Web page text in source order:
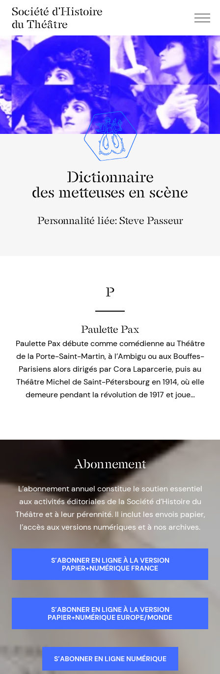
Société d'Histoire
du Théâtre
Dictionnaire
des metteuses en scène
Personnalité liée: Steve Passeur
P
Paulette Pax
Paulette Pax débute comme comédienne au Théâtre
de la Porte-Saint-Martin, à l’Ambigu ou aux Bouffes-
Parisiens alors dirigés par Cora Laparcerie, puis au
Théâtre Michel de Saint-Pétersbourg en 1914, où elle
demeure pendant la révolution de 1917 et joue…
Abonnement
L’abonnement annuel constitue le soutien essentiel
aux activités éditoriales de la Société d’Histoire du
Théâtre et à leur pérennité. Il inclut les envois papier,
l’accès aux versions numériques et à nos archives.
S’ABONNER EN LIGNE À LA VERSION
PAPIER+NUMÉRIQUE FRANCE
S’ABONNER EN LIGNE À LA VERSION
PAPIER+NUMÉRIQUE EUROPE/MONDE
S’ABONNER EN LIGNE NUMÉRIQUE